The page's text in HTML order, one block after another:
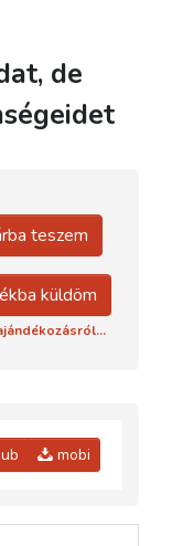
de
teszem
küldöm
mobi